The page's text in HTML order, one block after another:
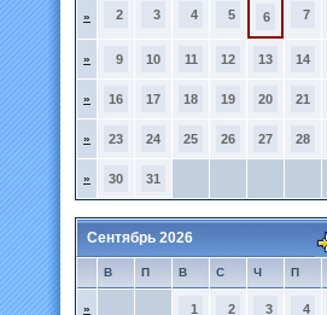
» 2 3 4 5 6 7
» 9 10 11 12 13 14
» 16 17 18 19 20 21
» 23 24 25 26 27 28
» 30 31
Сентябрь 2026
В П В С Ч П
» 1 2 3 4